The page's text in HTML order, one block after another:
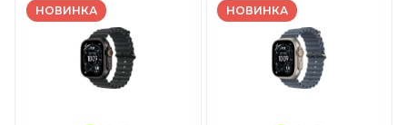
НОВИНКА НОВИНКА